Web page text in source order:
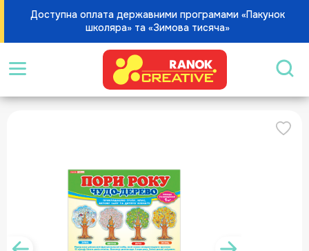
Доступна оплата державними програмами «Пакунок
школяра» та «Зимова тисяча»